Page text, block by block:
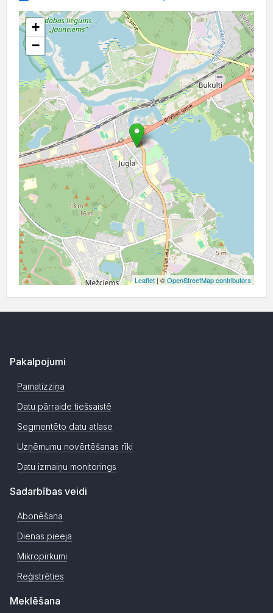
+
−
Leaflet | ©OpenStreetMap contributors
Pakalpojumi
Pamatizziņa
Datu pārraide tiešsaistē
Segmentēto datu atlase
Uzņēmumu novērtēšanas rīki
Datu izmaiņu monitorings
Sadarbības veidi
Abonēšana
Dienas pieeja
Mikropirkumi
Reģistrēties
Meklēšana